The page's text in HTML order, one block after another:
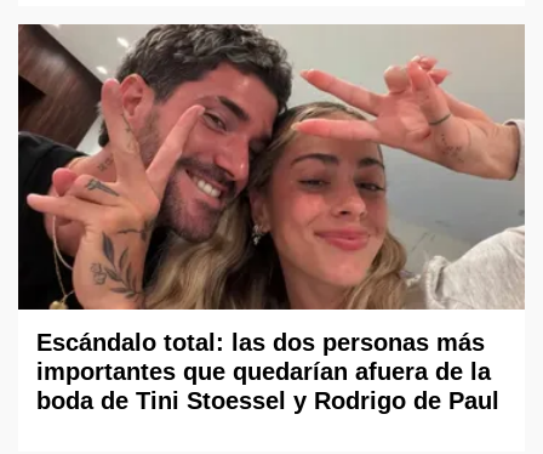
Escándalo total: las dos personas más
importantes que quedarían afuera de la
boda de Tini Stoessel y Rodrigo de Paul